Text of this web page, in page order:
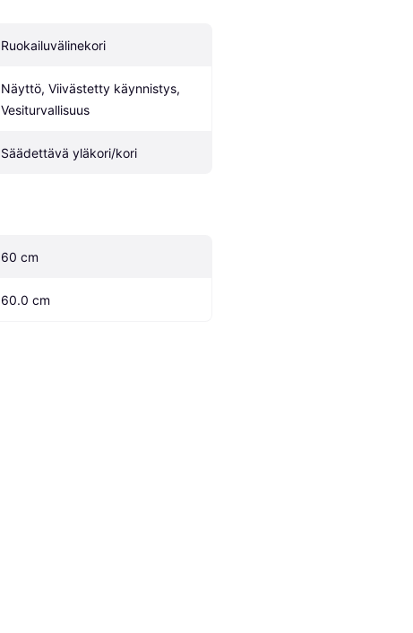
Ruokailuvälinekori
Näyttö, Viivästetty käynnistys,
Vesiturvallisuus
Säädettävä yläkori/kori
60 cm
60.0 cm